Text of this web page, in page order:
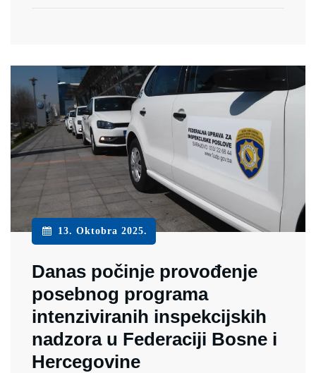
13. Oktobra 2025.
Danas počinje provođenje
posebnog programa
intenziviranih inspekcijskih
nadzora u Federaciji Bosne i
Hercegovine